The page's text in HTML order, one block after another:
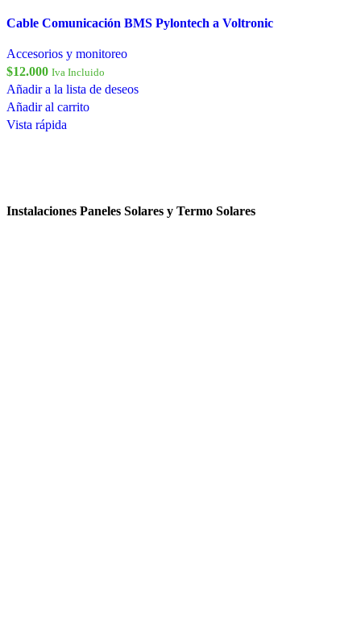
Añadir a la lista de deseos
Vista rápida
Comparar
Leer más